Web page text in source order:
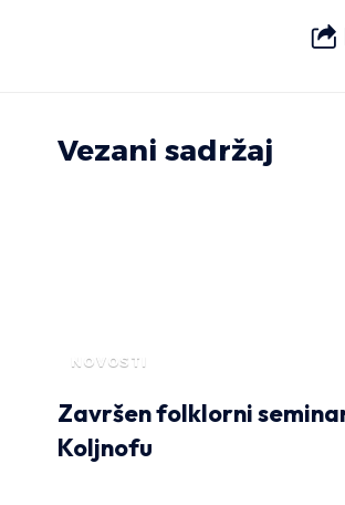
Vezani sadržaj
NOVOSTI
Završen folklorni
Koljnofu